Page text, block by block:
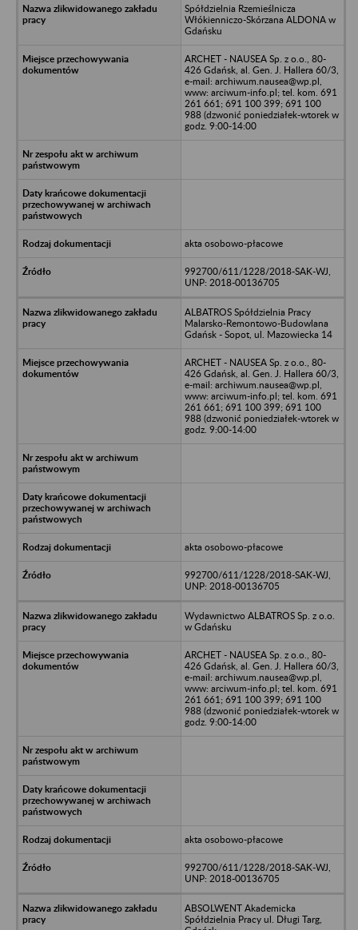
Spółdzielnia Rzemieślnicza
Włókienniczo-Skórzana ALDONA w
Gdańsku
ARCHET - NAUSEA Sp. z o.o., 80-
426 Gdańsk, al. Gen. J. Hallera 60/3,
e-mail: archiwum.nausea@wp.pl,
www: arciwum-info.pl; tel. kom. 691
261 661; 691 100 399; 691 100
988 (dzwonić poniedziałek-wtorek w
godz. 9:00-14:00
akta osobowo-płacowe
992700/611/1228/2018-SAK-WJ,
UNP: 2018-00136705
ALBATROS Spółdzielnia Pracy
Malarsko-Remontowo-Budowlana
Gdańsk - Sopot, ul. Mazowiecka 14
ARCHET - NAUSEA Sp. z o.o., 80-
426 Gdańsk, al. Gen. J. Hallera 60/3,
e-mail: archiwum.nausea@wp.pl,
www: arciwum-info.pl; tel. kom. 691
261 661; 691 100 399; 691 100
988 (dzwonić poniedziałek-wtorek w
godz. 9:00-14:00
akta osobowo-płacowe
992700/611/1228/2018-SAK-WJ,
UNP: 2018-00136705
Wydawnictwo ALBATROS Sp. z o.o.
w Gdańsku
ARCHET - NAUSEA Sp. z o.o., 80-
426 Gdańsk, al. Gen. J. Hallera 60/3,
e-mail: archiwum.nausea@wp.pl,
www: arciwum-info.pl; tel. kom. 691
261 661; 691 100 399; 691 100
988 (dzwonić poniedziałek-wtorek w
godz. 9:00-14:00
akta osobowo-płacowe
992700/611/1228/2018-SAK-WJ,
UNP: 2018-00136705
ABSOLWENT Akademicka
Spółdzielnia Pracy ul. Długi Targ,